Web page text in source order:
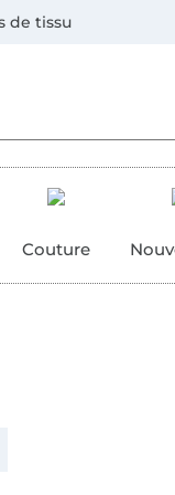
de tissu
Couture
PayPal,